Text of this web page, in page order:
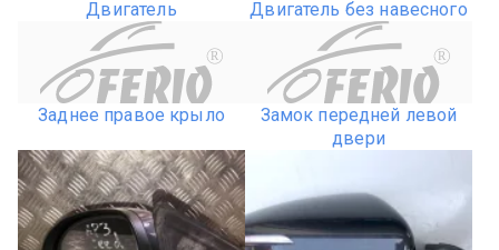
Двигатель Двигатель без навесного
R
Заднее правое крыло
R
Замок передней левой
двери